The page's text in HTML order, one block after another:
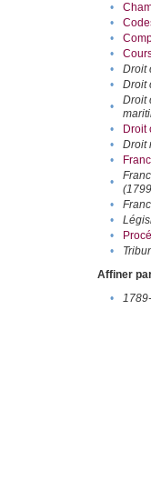
•
•
•
•
•
Droit
•
Droit
•
Droit
• Droit
•
Droit
•
•
•
•
•
•
Affiner
•